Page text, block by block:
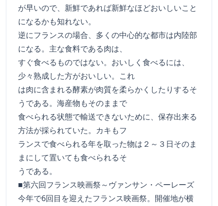
が早いので、新鮮であれば新鮮なほどおいしいこと
になるかも知れない。
逆にフランスの場合、多くの中心的な都市は内陸部
になる。主な食料である肉は、
すぐ食べるものではない。おいしく食べるには、
少々熟成した方がおいしい。これ
は肉に含まれる酵素が肉質を柔らかくしたりするそ
うである。海産物もそのままで
食べられる状態で輸送できないために、保存出来る
方法が採られていた。カキもフ
ランスで食べられる年を取った物は２～３日そのま
まにして置いても食べられるそ
うである。
■第六回フランス映画祭～ヴァンサン・ペーレーズ
今年で6回目を迎えたフランス映画祭。開催地が横